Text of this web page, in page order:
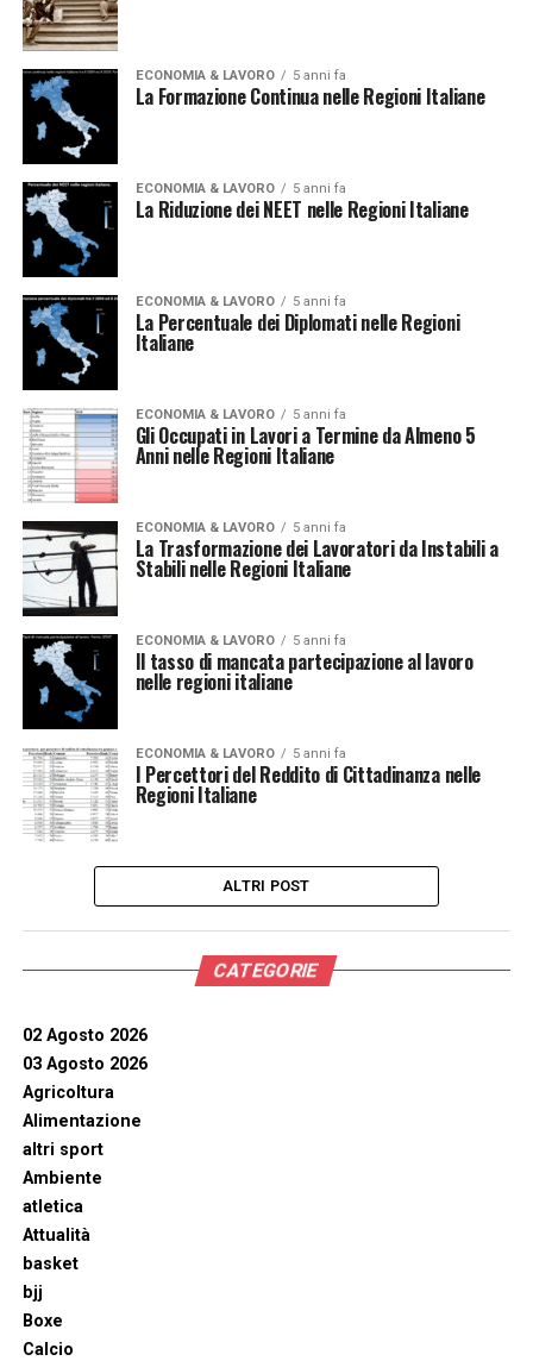
ECONOMIA & LAVORO 5 anni fa
La Formazione Continua nelle Regioni Italiane
ECONOMIA & LAVORO 5 anni fa
La Riduzione dei NEET nelle Regioni Italiane
ECONOMIA & LAVORO 5 anni fa
La Percentuale dei Diplomati nelle Regioni
Italiane
ECONOMIA & LAVORO 5 anni fa
Gli Occupati in Lavori a Termine da Almeno 5
Anni nelle Regioni Italiane
ECONOMIA & LAVORO 5 anni fa
La Trasformazione dei Lavoratori da Instabili a
Stabili nelle Regioni Italiane
ECONOMIA & LAVORO 5 anni fa
Il tasso di mancata partecipazione al lavoro
nelle regioni italiane
ECONOMIA & LAVORO 5 anni fa
I Percettori del Reddito di Cittadinanza nelle
Regioni Italiane
ALTRI POST
CATEGORIE
02 Agosto 2026
03 Agosto 2026
Agricoltura
Alimentazione
altri sport
Ambiente
atletica
Attualità
basket
bjj
Boxe
Calcio